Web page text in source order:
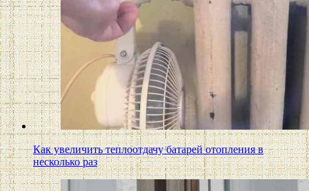
Как увеличить теплоотдачу батарей отопления в
несколько раз